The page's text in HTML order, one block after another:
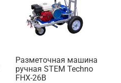
Разметочная машина
ручная STEM Techno
FHX-26B